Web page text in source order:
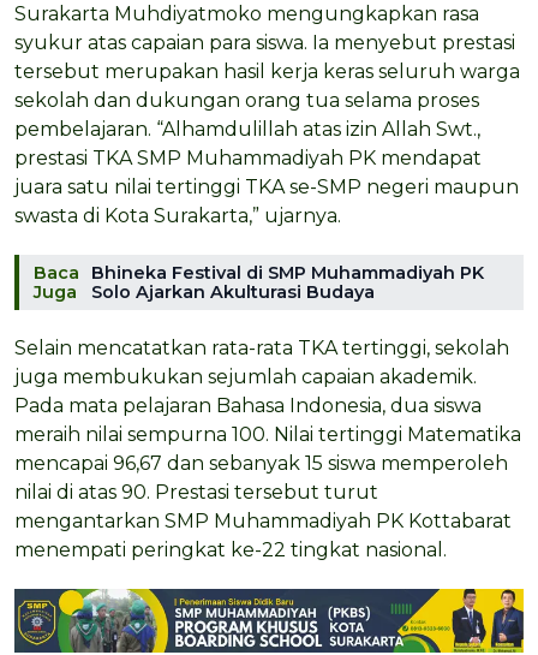
Surakarta Muhdiyatmoko mengungkapkan rasa
syukur atas capaian para siswa. Ia menyebut prestasi
tersebut merupakan hasil kerja keras seluruh warga
sekolah dan dukungan orang tua selama proses
pembelajaran. “Alhamdulillah atas izin Allah Swt.,
prestasi TKA SMP Muhammadiyah PK mendapat
juara satu nilai tertinggi TKA se-SMP negeri maupun
swasta di Kota Surakarta,” ujarnya.
Baca
Juga
Bhineka Festival di SMP Muhammadiyah PK
Solo Ajarkan Akulturasi Budaya
Selain mencatatkan rata-rata TKA tertinggi, sekolah
juga membukukan sejumlah capaian akademik.
Pada mata pelajaran Bahasa Indonesia, dua siswa
meraih nilai sempurna 100. Nilai tertinggi Matematika
mencapai 96,67 dan sebanyak 15 siswa memperoleh
nilai di atas 90. Prestasi tersebut turut
mengantarkan SMP Muhammadiyah PK Kottabarat
menempati peringkat ke-22 tingkat nasional.